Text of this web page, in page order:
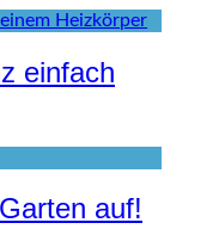
einfach
auf!